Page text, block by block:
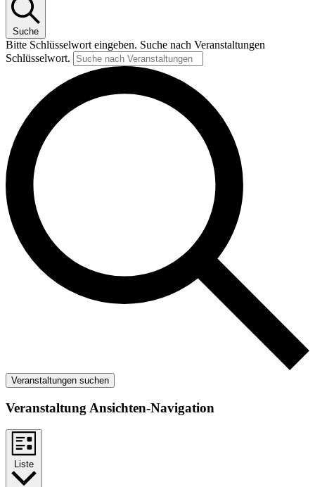
Suche
Bitte Schlüsselwort eingeben. Suche nach Veranstaltungen
Schlüsselwort.
Veranstaltungen suchen
Veranstaltung Ansichten-Navigation
Liste